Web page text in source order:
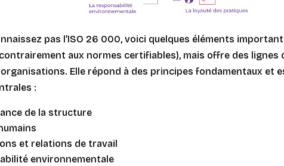
pas l’ISO 26 000, voici quelques éléments
aux normes certifiables), mais offre des
Elle répond à des principes fondamentaux et
:
de la structure
et relations de travail
environnementale